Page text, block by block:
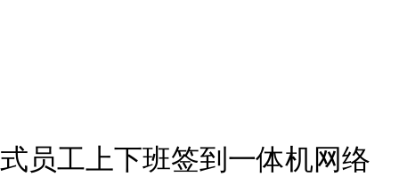
员工上下班签到一体机网络